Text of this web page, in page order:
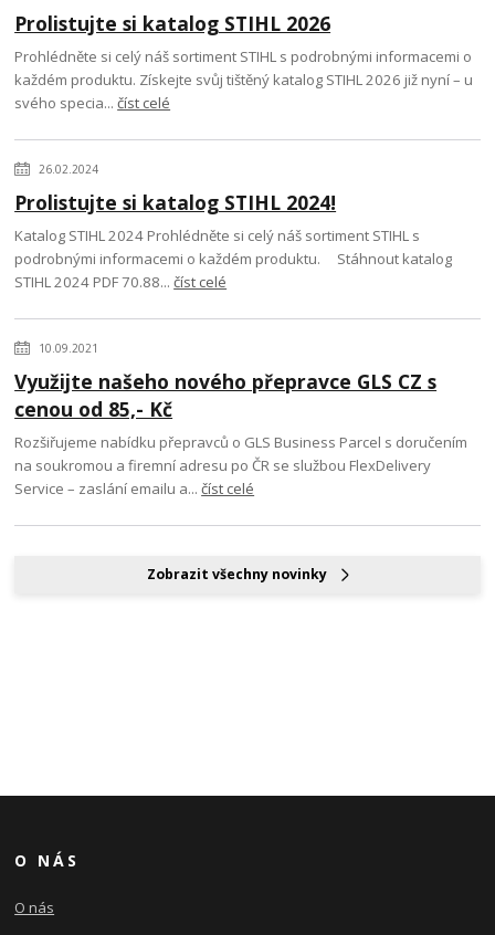
Prolistujte si katalog STIHL 2026
Prohlédněte si celý náš sortiment STIHL s podrobnými informacemi o
každém produktu. Získejte svůj tištěný katalog STIHL 2026 již nyní – u
svého specia...číst celé
26.02.2024
Prolistujte si katalog STIHL 2024!
Katalog STIHL 2024 Prohlédněte si celý náš sortiment STIHL s
podrobnými informacemi o každém produktu. Stáhnout katalog
STIHL 2024 PDF 70.88...číst celé
10.09.2021
Využijte našeho nového přepravce GLS CZ s
cenou od 85,- Kč
Rozšiřujeme nabídku přepravců o GLS Business Parcel s doručením
na soukromou a firemní adresu po ČR se službou FlexDelivery
Service – zaslání emailu a...číst celé
Zobrazit všechny novinky
O NÁS
O nás